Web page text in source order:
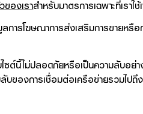
ของเราสำหรับมาตรการเฉพาะที่เร
รโฆษณาการส่งเสริมการขายหรือก
ไซต์นี้ไม่ปลอดภัยหรือเป็นความลับ
ของการเชื่อมต่อเครือข่ายรวมไป